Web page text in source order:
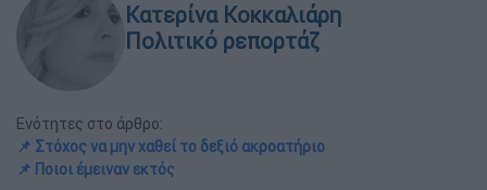
Κατερίνα Κοκκαλιάρη
Πολιτικό ρεπορτάζ
Ενότητες στο άρθρο:
📌 Στόχος να μην χαθεί το δεξιό ακροατήριο
📌 Ποιοι έμειναν εκτός